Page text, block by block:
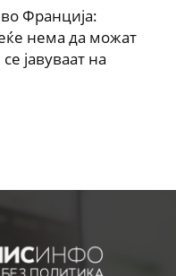
Франција:
нема да можат
јавуваат на